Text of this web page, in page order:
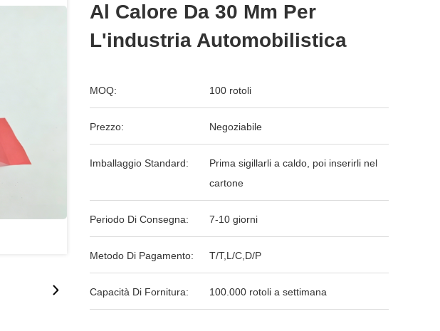
Al Calore Da 30 Μm Per
L'industria Automobilistica
MOQ: 100 rotoli
Prezzo: Negoziabile
Imballaggio Standard:
Prima sigillarli a caldo, poi inserirli nel
cartone
Periodo Di Consegna: 7-10 giorni
Metodo Di Pagamento: T/T,L/C,D/P
Capacità Di Fornitura: 100.000 rotoli a settimana